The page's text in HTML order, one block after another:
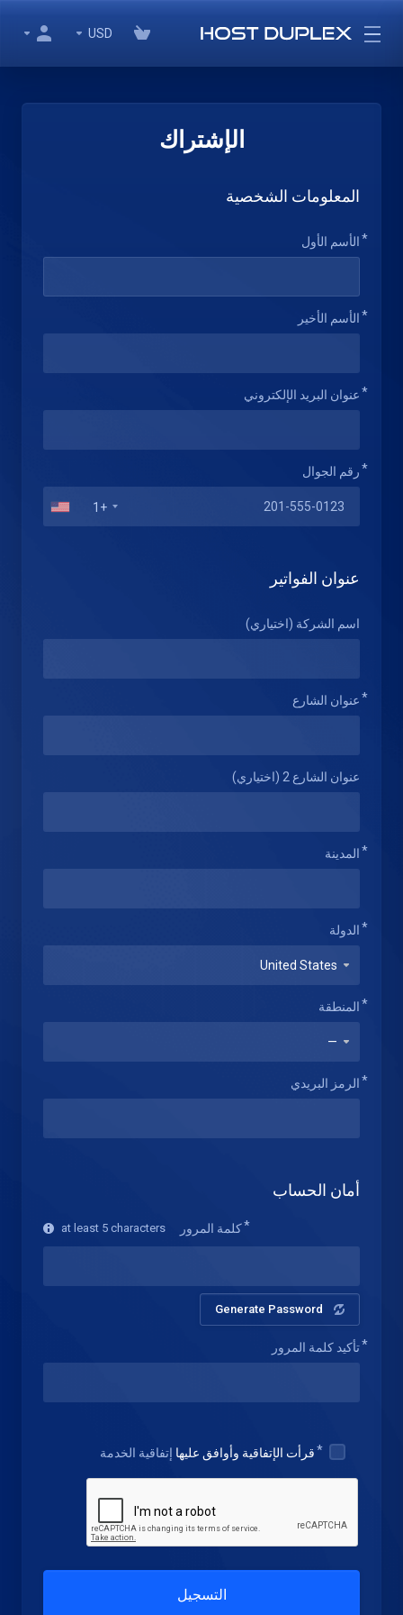
USD
الإشتراك
المعلومات الشخصية
الأسم الأول
الأسم الأخير
عنوان البريد الإلكتروني
رقم الجوال
+1
عنوان الفواتير
اسم الشركة (اختياري)
عنوان الشارع
عنوان الشارع 2 (اختياري)
المدينة
الدولة
المنطقة
الرمز البريدي
أمان الحساب
كلمة المرور at least 5 characters
Generate Password
تأكيد كلمة المرور
قرأت الإتفاقية وأوافق عليها إتفاقية الخدمة
التسجيل